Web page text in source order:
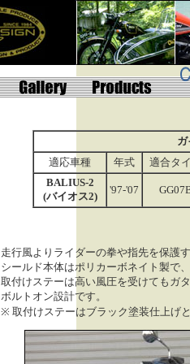
適応車種
年式
適合タ
BALIUS-2
(バイオス2)
'97-'07
走行風よりライダーの拳や指先を保護
シールド本体はポリカーボネイト製で
取付けステーは高い風圧を受けてもガ
ボルトオン設計です。
※ 取付けステーはブラック塗装仕上げ